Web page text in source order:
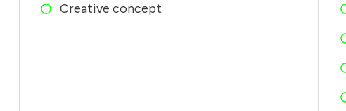
Creative concept